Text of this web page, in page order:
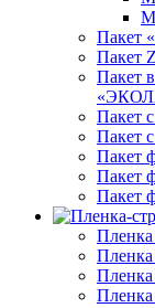
Пакет
Пакет
Пакет
Пакет
Пакет
Пакет
Пакет
Пакет
Пленка